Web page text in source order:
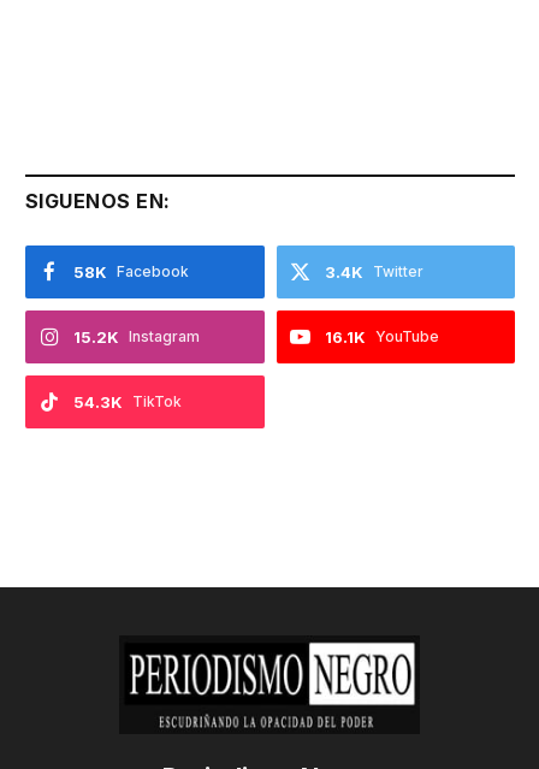
SIGUENOS EN:
Facebook
58K Twitter
3.4K
Instagram
15.2K YouTube
16.1K
TikTok
54.3K